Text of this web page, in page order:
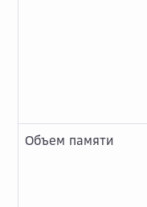
Объем памяти